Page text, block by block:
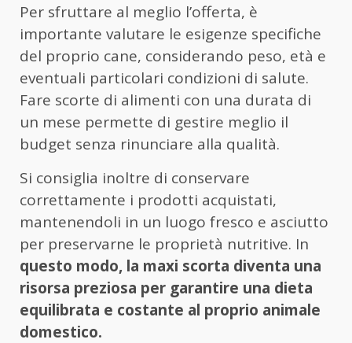
Per sfruttare al meglio l’offerta, è
importante valutare le esigenze specifiche
del proprio cane, considerando peso, età e
eventuali particolari condizioni di salute.
Fare scorte di alimenti con una durata di
un mese permette di gestire meglio il
budget senza rinunciare alla qualità.
Si consiglia inoltre di conservare
correttamente i prodotti acquistati,
mantenendoli in un luogo fresco e asciutto
per preservarne le proprietà nutritive. In
questo modo, la maxi scorta diventa una
risorsa preziosa per garantire una dieta
equilibrata e costante al proprio animale
domestico.